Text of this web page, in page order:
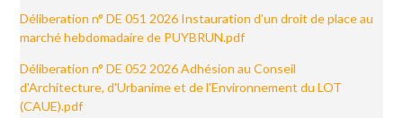
Déliberation n° DE 051 2026 Instauration d'un droit de place au
marché hebdomadaire de PUYBRUN.pdf
Déliberation n° DE 052 2026 Adhésion au Conseil
d'Architecture, d'Urbanime et de l'Environnement du LOT
(CAUE).pdf